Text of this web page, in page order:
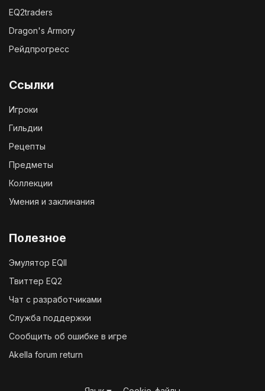
EQ2traders
Dragon's Armory
Рейдпрогресс
Ссылки
Игроки
Гильдии
Рецепты
Предметы
Коллекции
Умения и заклинания
Полезное
Эмулятор EQII
Твиттер EQ2
Чат с разработчиками
Служба поддержки
Сообщить об ошибке в игре
Akella forum return